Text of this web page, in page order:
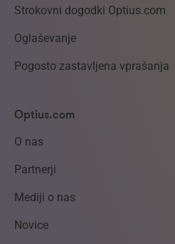
Strokovni dogodki Optius.com
Oglaševanje
Pogosto zastavljena vprašanja
Optius.com
O nas
Partnerji
Mediji o nas
Novice